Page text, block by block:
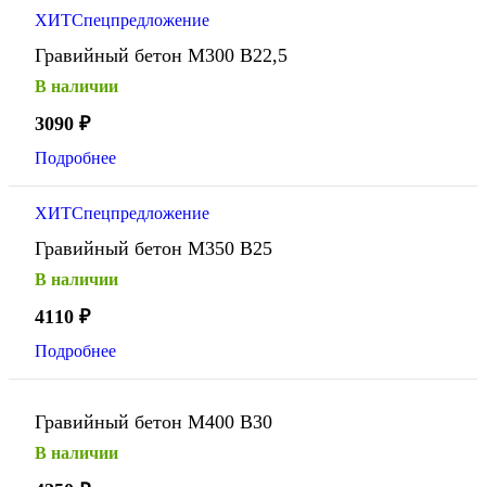
ХИТСпецпредложение
Гравийный бетон М300 В22,5
В наличии
3090 ₽
Подробнее
ХИТСпецпредложение
Гравийный бетон М350 В25
В наличии
4110 ₽
Подробнее
Гравийный бетон М400 В30
В наличии